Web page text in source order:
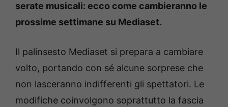
serate musicali: ecco come cambieranno le
prossime settimane su Mediaset.
Il palinsesto Mediaset si prepara a cambiare
volto, portando con sé alcune sorprese che
non lasceranno indifferenti gli spettatori. Le
modifiche coinvolgono soprattutto la fascia